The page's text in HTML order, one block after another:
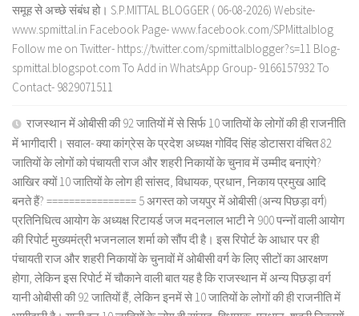
समूह से अच्छे संबंध हो। S.P.MITTAL BLOGGER ( 06-08-2026) Website-
www.spmittal.in Facebook Page- www.facebook.com/SPMittalblog
Follow me on Twitter- https://twitter.com/spmittalblogger?s=11 Blog-
spmittal.blogspot.com To Add in WhatsApp Group- 9166157932 To
Contact- 9829071511
राजस्थान में ओबीसी की 92 जातियों में से सिर्फ 10 जातियों के लोगों की ही राजनीति
में भागीदारी। सवाल- क्या कांग्रेस के प्रदेश अध्यक्ष गोविंद सिंह डोटासरा वंचित 82
जातियों के लोगों को पंचायती राज और शहरी निकायों के चुनाव में उम्मीद बनाएंगे?
आखिर क्यों 10 जातियों के लोग ही सांसद, विधायक, प्रधान, निकाय प्रमुख आदि
बनते हैं? ================ 5 अगस्त को जयपुर में ओबीसी (अन्य पिछड़ा वर्ग)
प्रतिनिधित्व आयोग के अध्यक्ष रिटायर्ड जज मदनलाल भाटी ने 900 पन्नों वाली आयोग
की रिपोर्ट मुख्यमंत्री भजनलाल शर्मा को सौंप दी है। इस रिपोर्ट के आधार पर ही
पंचायती राज और शहरी निकायों के चुनावों में ओबीसी वर्ग के लिए सीटों का आरक्षण
होगा, लेकिन इस रिपोर्ट में चौकाने वाली बात यह है कि राजस्थान में अन्य पिछड़ा वर्ग
यानी ओबीसी की 92 जातियों हैं, लेकिन इनमें से 10 जातियों के लोगों की ही राजनीति में